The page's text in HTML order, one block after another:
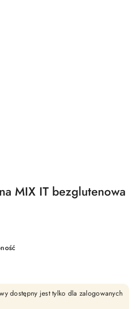
MIX IT bezglutenowa
dostępny jest tylko dla zalogowanych